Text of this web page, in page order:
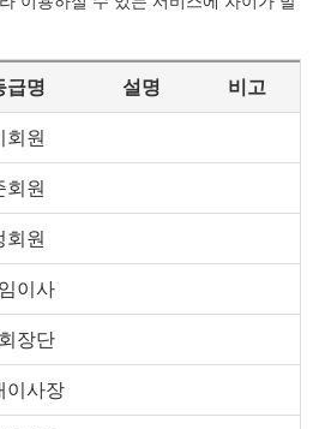
급명 설명 비고
회원
회원
회원
이사
장단
이사장